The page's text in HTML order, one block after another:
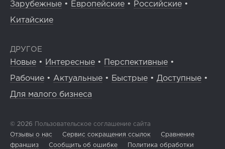
Зарубежные • Европейские • Российские •
Китайские
ДРУГОЕ
Новые • Интересные • Перспективные •
Рабочие • Актуальные • Быстрые • Доступные •
Для малого бизнеса
© 2026 Пользовательское соглашение сайта
Отзывы о нас
Сервис сокращения ссылок
Сравнение
франшиз
Сообщить об ошибке Политика обработки